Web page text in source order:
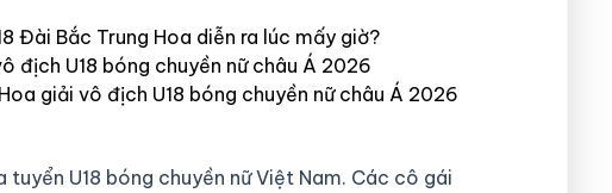
Đài Bắc Trung Hoa diễn ra lúc mấy giờ?
địch U18 bóng chuyền nữ châu Á 2026
giải vô địch U18 bóng chuyền nữ châu Á 2026
U18 bóng chuyền nữ Việt Nam. Các cô gái